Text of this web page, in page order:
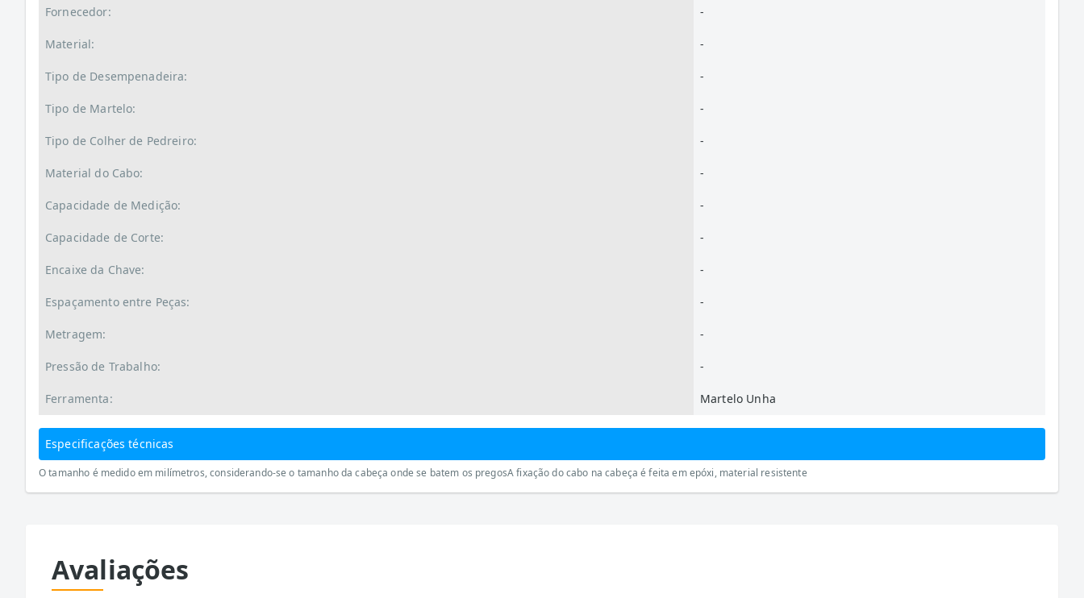
Fornecedor: -
Material: -
Tipo de Desempenadeira: -
Tipo de Martelo: -
Tipo de Colher de Pedreiro: -
Material do Cabo: -
Capacidade de Medição: -
Capacidade de Corte: -
Encaixe da Chave: -
Espaçamento entre Peças: -
Metragem: -
Pressão de Trabalho: -
Ferramenta: Martelo Unha
Especificações técnicas
O tamanho é medido em milímetros, considerando-se o tamanho da cabeça onde se batem os pregosA fixação do cabo na cabeça é feita em epóxi, material resistente
Avaliações